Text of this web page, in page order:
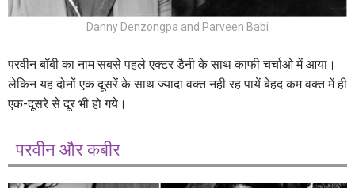
Danny Denzongpa and Parveen Babi
परवीन बॉबी का नाम सबसे पहले एक्टर डैनी के साथ काफी चर्चाओ में आया।
लेकिन यह दोनों एक दूसरें के साथ ज्यादा वक्त नही रह पायें बेहद कम वक्त में ही
एक-दूसरे से दूर भी हो गये।
परवीन और कबीर